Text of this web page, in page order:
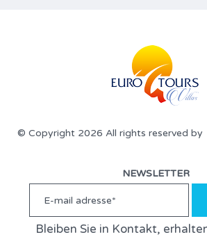
© Copyright 2026 All rights reserved by
NEWSLETTER
Bleiben Sie in Kontakt,